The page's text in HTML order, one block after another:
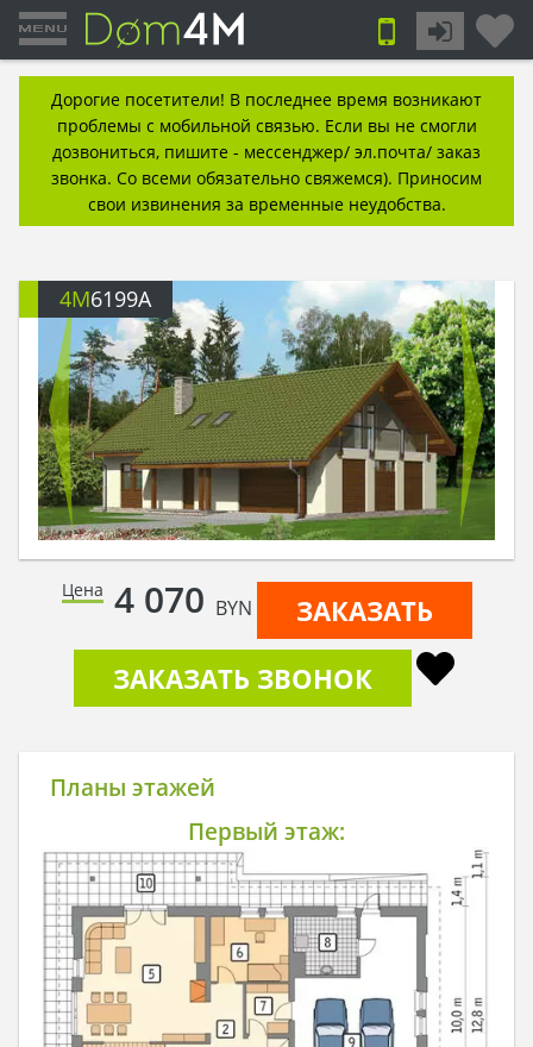
Дорогие посетители! В последнее время возникают
проблемы с мобильной связью. Если вы не смогли
дозвониться, пишите - мессенджер/ эл.почта/ заказ
звонка. Со всеми обязательно свяжемся). Приносим
свои извинения за временные неудобства.
4M6199A
Цена 4 070 BYN
ЗАКАЗАТЬ
ЗАКАЗАТЬ ЗВОНОК
Планы этажей
Первый этаж: